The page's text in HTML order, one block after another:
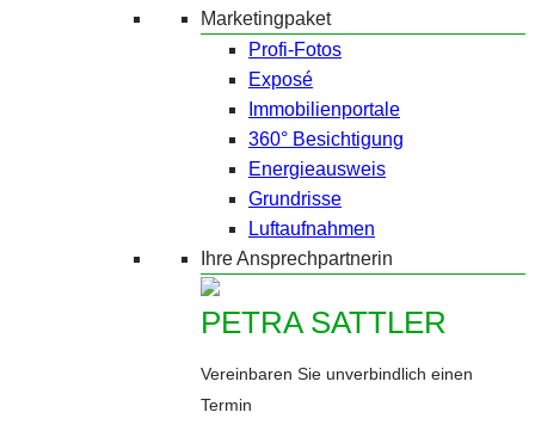
Marketingpaket
Profi-Fotos
Exposé
Immobilienportale
360° Besichtigung
Energieausweis
Grundrisse
Luftaufnahmen
Ihre Ansprechpartnerin
PETRA SATTLER
Vereinbaren Sie unverbindlich einen
Termin